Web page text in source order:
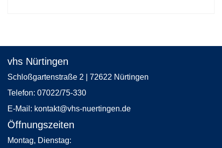
vhs Nürtingen
Schloßgartenstraße 2 | 72622 Nürtingen
Telefon: 07022/75-330
E-Mail: kontakt@vhs-nuertingen.de
Öffnungszeiten
Montag, Dienstag: